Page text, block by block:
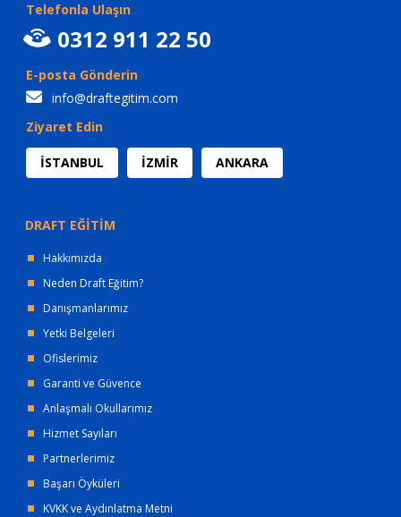
Telefonla Ulaşın
0312 911 22 50
E-posta Gönderin
info@draftegitim.com
Ziyaret Edin
İSTANBUL İZMİR ANKARA
DRAFT EĞİTİM
Hakkımızda
Neden Draft Eğitim?
Danışmanlarımız
Yetki Belgeleri
Ofislerimiz
Garanti ve Güvence
Anlaşmalı Okullarımız
Hizmet Sayıları
Partnerlerimiz
Başarı Öyküleri
KVKK ve Aydınlatma Metni